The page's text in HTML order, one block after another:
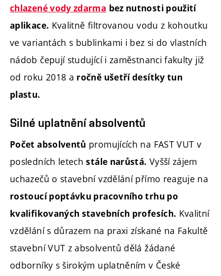
chlazené vody zdarma bez nutnosti použití
aplikace. Kvalitně filtrovanou vodu z kohoutku
ve variantách s bublinkami i bez si do vlastních
nádob čepují studující i zaměstnanci fakulty již
od roku 2018 a ročně ušetří desítky tun
plastu.
Silné uplatnění absolventů
Počet absolventů promujících na FAST VUT v
posledních letechstále narůstá. Vyšší zájem
uchazečů o stavební vzdělání přímo reaguje na
rostoucí poptávku pracovního trhu po
kvalifikovaných stavebních profesích. Kvalitní
vzdělání s důrazem na praxi získané na Fakultě
stavební VUT z absolventů dělá žádané
odborníky s širokým uplatněním v České